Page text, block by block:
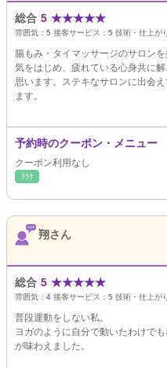
総合 5 ★★★★★
雰囲気： 5 接客サービス： 5 技術・仕上が
腸もみ・タイマッサージのサロン
気をはじめ、疲れている心身共に
思います。ステキなサロンに出会
ます。
予約時のクーポン・メニュー
クーポン利用なし
ﾘﾗｸ
翔さん
総合 5 ★★★★★
雰囲気： 4 接客サービス： 5 技術・仕上が
普段運動をしない私。
ヨガのように自分で動いたわけで
が味わえました。